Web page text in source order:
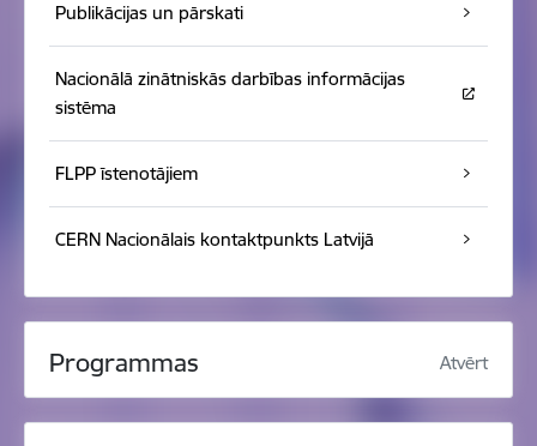
Publikācijas un pārskati
Nacionālā zinātniskās darbības informācijas
sistēma
FLPP īstenotājiem
CERN Nacionālais kontaktpunkts Latvijā
Programmas Atvērt